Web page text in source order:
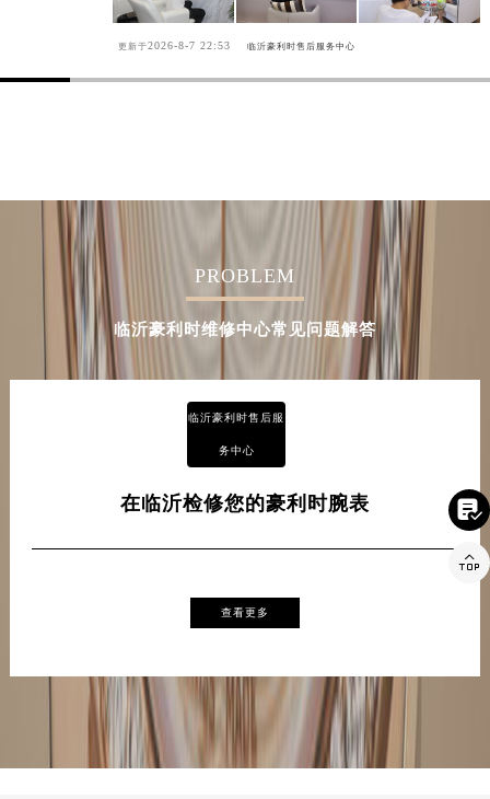
更新于2026-8-7 22:53 临沂豪利时售后服务中心
PROBLEM
临沂豪利时维修中心常见问题解答
临沂豪利时售后服
务中心
在临沂检修您的豪利时腕表
查看更多

